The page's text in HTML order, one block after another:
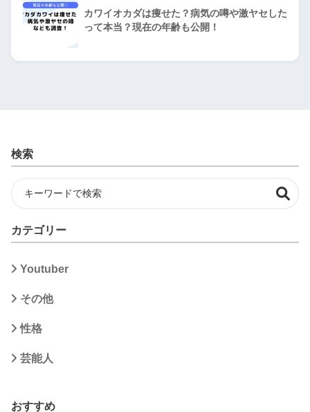
カワイオカダは痩せた？病気の噂や激ヤセした
って本当？現在の年齢も公開！
検索
カテゴリー
Youtuber
その他
性格
芸能人
おすすめ